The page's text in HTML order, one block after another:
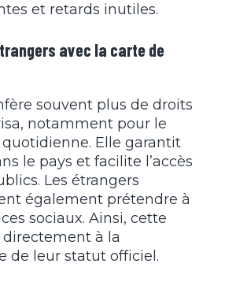
et retards inutiles.
avec la carte de
souvent plus de droits
notamment pour le
Elle garantit
le pays et facilite l’accès
Les étrangers
également prétendre à
sociaux. Ainsi, cette
à la
de leur statut officiel.